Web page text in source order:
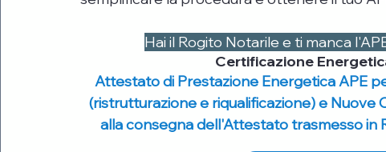
Hai il Rogito Notarile e ti manca
Certificazione
Attestato di Prestazione Energetica APE
(ristrutturazione e riqualificazione) e Nuove
alla consegna dell'Attestato trasmesso in